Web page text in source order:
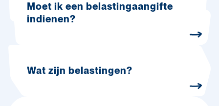
Moet ik een belastingaangifte
indienen?
Wat zijn belastingen?